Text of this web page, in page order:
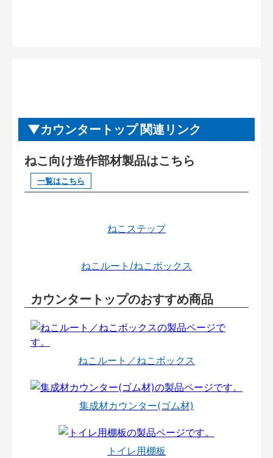
カウンタートップ 関連リンク
ねこ向け造作部材製品はこちら
一覧はこちら
ねこステップ
ねこルート/ねこボックス
カウンタートップのおすすめ商品
ねこルート／ねこボックス
集成材カウンター(ゴム材)
トイレ用棚板